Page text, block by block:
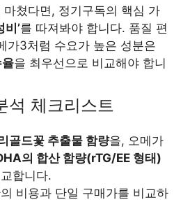
마쳤다면, 정기구독의 핵심 가
비’를 따져봐야 합니다. 품질 편
가3처럼 수요가 높은 성분은
을 최우선으로 비교해야 합니
석 체크리스트
골드꽃 추출물 함량을, 오메가
의 합산 함량(rTG/EE 형태)
합니다.
비용과 단일 구매가를 비교하